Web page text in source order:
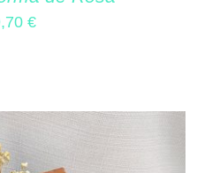
€